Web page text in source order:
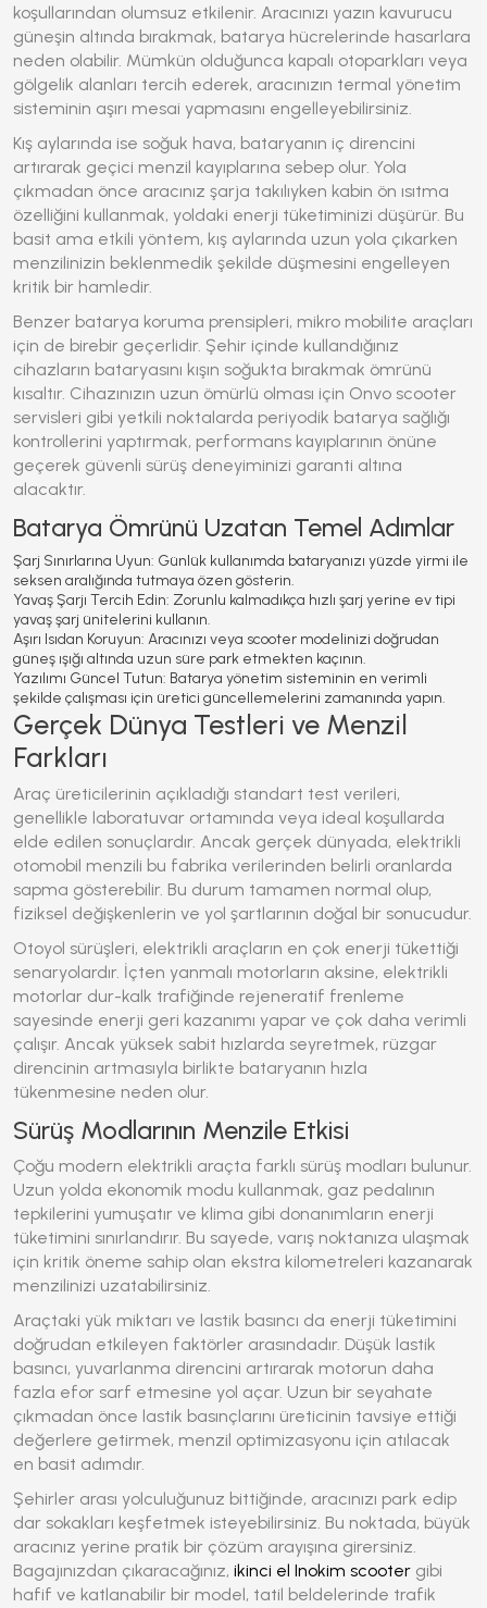
koşullarından olumsuz etkilenir. Aracınızı yazın kavurucu
güneşin altında bırakmak, batarya hücrelerinde hasarlara
neden olabilir. Mümkün olduğunca kapalı otoparkları veya
gölgelik alanları tercih ederek, aracınızın termal yönetim
sisteminin aşırı mesai yapmasını engelleyebilirsiniz.
Kış aylarında ise soğuk hava, bataryanın iç direncini
artırarak geçici menzil kayıplarına sebep olur. Yola
çıkmadan önce aracınız şarja takılıyken kabin ön ısıtma
özelliğini kullanmak, yoldaki enerji tüketiminizi düşürür. Bu
basit ama etkili yöntem, kış aylarında uzun yola çıkarken
menzilinizin beklenmedik şekilde düşmesini engelleyen
kritik bir hamledir.
Benzer batarya koruma prensipleri, mikro mobilite araçları
için de birebir geçerlidir. Şehir içinde kullandığınız
cihazların bataryasını kışın soğukta bırakmak ömrünü
kısaltır. Cihazınızın uzun ömürlü olması için Onvo scooter
servisleri gibi yetkili noktalarda periyodik batarya sağlığı
kontrollerini yaptırmak, performans kayıplarının önüne
geçerek güvenli sürüş deneyiminizi garanti altına
alacaktır.
Batarya Ömrünü Uzatan Temel Adımlar
Şarj Sınırlarına Uyun: Günlük kullanımda bataryanızı yüzde yirmi ile
seksen aralığında tutmaya özen gösterin.
Yavaş Şarjı Tercih Edin: Zorunlu kalmadıkça hızlı şarj yerine ev tipi
yavaş şarj ünitelerini kullanın.
Aşırı Isıdan Koruyun: Aracınızı veya scooter modelinizi doğrudan
güneş ışığı altında uzun süre park etmekten kaçının.
Yazılımı Güncel Tutun: Batarya yönetim sisteminin en verimli
şekilde çalışması için üretici güncellemelerini zamanında yapın.
Gerçek Dünya Testleri ve Menzil
Farkları
Araç üreticilerinin açıkladığı standart test verileri,
genellikle laboratuvar ortamında veya ideal koşullarda
elde edilen sonuçlardır. Ancak gerçek dünyada, elektrikli
otomobil menzili bu fabrika verilerinden belirli oranlarda
sapma gösterebilir. Bu durum tamamen normal olup,
fiziksel değişkenlerin ve yol şartlarının doğal bir sonucudur.
Otoyol sürüşleri, elektrikli araçların en çok enerji tükettiği
senaryolardır. İçten yanmalı motorların aksine, elektrikli
motorlar dur-kalk trafiğinde rejeneratif frenleme
sayesinde enerji geri kazanımı yapar ve çok daha verimli
çalışır. Ancak yüksek sabit hızlarda seyretmek, rüzgar
direncinin artmasıyla birlikte bataryanın hızla
tükenmesine neden olur.
Sürüş Modlarının Menzile Etkisi
Çoğu modern elektrikli araçta farklı sürüş modları bulunur.
Uzun yolda ekonomik modu kullanmak, gaz pedalının
tepkilerini yumuşatır ve klima gibi donanımların enerji
tüketimini sınırlandırır. Bu sayede, varış noktanıza ulaşmak
için kritik öneme sahip olan ekstra kilometreleri kazanarak
menzilinizi uzatabilirsiniz.
Araçtaki yük miktarı ve lastik basıncı da enerji tüketimini
doğrudan etkileyen faktörler arasındadır. Düşük lastik
basıncı, yuvarlanma direncini artırarak motorun daha
fazla efor sarf etmesine yol açar. Uzun bir seyahate
çıkmadan önce lastik basınçlarını üreticinin tavsiye ettiği
değerlere getirmek, menzil optimizasyonu için atılacak
en basit adımdır.
Şehirler arası yolculuğunuz bittiğinde, aracınızı park edip
dar sokakları keşfetmek isteyebilirsiniz. Bu noktada, büyük
aracınız yerine pratik bir çözüm arayışına girersiniz.
Bagajınızdan çıkaracağınız, ikinci el Inokim scooter gibi
hafif ve katlanabilir bir model, tatil beldelerinde trafik